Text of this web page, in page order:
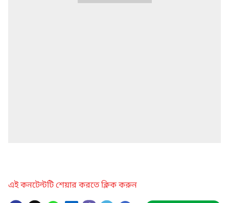
এই কনটেন্টটি শেয়ার করতে ক্লিক করুন